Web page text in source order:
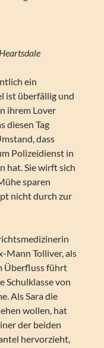
ein
ist überfällig und
ihrem Lover
diesen Tag
dass
Polizeidienst in
hat. Sie wirft sich
sparen
nicht durch zur
Mann Tolliver, als
Überfluss führt
Schulklasse von
Als Sara die
wollen, hat
der beiden
hervorzieht,